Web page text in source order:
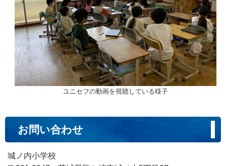
ユニセフの動画を視聴している様子
お問い合わせ
城ノ内小学校